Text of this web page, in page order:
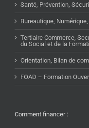
Santé, Prévention,
Bureautique, Numérique,
Tertiaire Commerce,
du Social et de la
Orientation, Bilan de
FOAD – Formation
Comment financer :